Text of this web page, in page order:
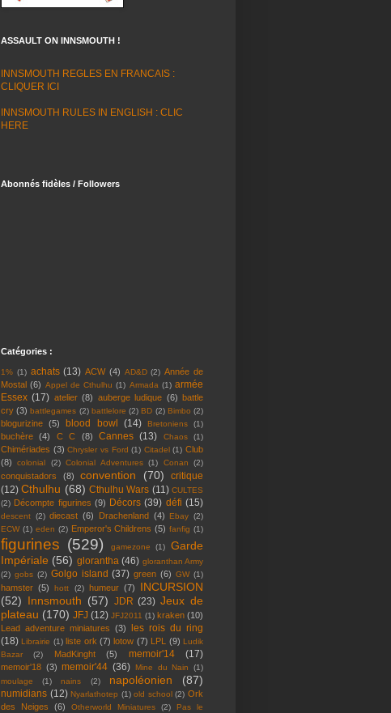
ASSAULT ON INNSMOUTH !
INNSMOUTH REGLES EN FRANCAIS :
CLIQUER ICI
INNSMOUTH RULES IN ENGLISH : CLIC
HERE
Abonnés fidèles / Followers
Catégories :
1% (1) achats (13) ACW (4) AD&D (2) Année de
Mostal (6) Appel de Cthulhu (1) Armada (1) armée
Essex (17) atelier (8) auberge ludique (6) battle
cry (3) battlegames (2) battlelore (2) BD (2) Bimbo (2)
blogurizine (5) blood bowl (14) Bretoniens (1)
buchère (4) C C (8) Cannes (13) Chaos (1)
Chimériades (3) Chrysler vs Ford (1) Citadel (1) Club
(8)
colonial (2) Colonial Adventures (1) Conan (2)
conquistadors (8) convention (70)
critique
(12) Cthulhu (68) Cthulhu Wars (11) CULTES
(2) Décompte figurines (9) Décors (39) défi (15)
descent (2) diecast (6) Drachenland (4) Ebay (2)
ECW (1) eden (2) Emperor's Childrens (5) fanfig (1)
figurines (529) gamezone (1)
Garde
Impériale (56) glorantha (46) gloranthan Army
(2) gobs (2) Golgo island (37) green (6) GW (1)
hamster (5) hott (2) humeur (7)
INCURSION
(52) Innsmouth (57) JDR (23) Jeux de
plateau (170) JFJ (12) JFJ2011 (1) kraken (10)
Lead adventure miniatures (3) les rois du ring
(18) Librairie (1) liste ork (7) lotow (7) LPL (9) Ludik
Bazar
(2) MadKinght (5) memoir'14 (17)
memoir'18 (3) memoir'44 (36) Mine du Nain
(1)
moulage
(1) nains (2) napoléonien (87)
numidians (12) Nyarlathotep (1) old school (2) Ork
des Neiges
(6) Otherworld Miniatures (2)
Pas le